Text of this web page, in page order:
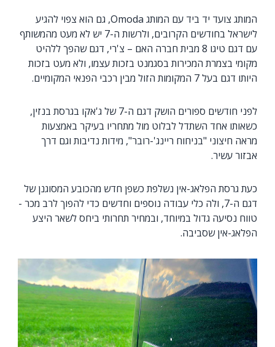
המותג צועד יד ביד עם המותג Omoda, גם הוא צפוי להגיע
לישראל בחודשים הקרובים, ולרשות ה-7 יש לא מעט מהמשותף
עם דגם טיגו 8 מבית חברה האם – צ'רי, דגם שהפך ללהיט
מקומי בצמרת המכירות בסגמנט בזכות עצמו, ולא מעט בזכות
היותו דגם בעל 7 המקומות הזול מבין רכבי הפנאי המקומיים.
לפני חודשים ספורים הושק דגם ה-7 של ג'אקו בגרסת בנזין,
כשאותו אחד השתדל לבלוט מול מתחריו בעיקר באמצעות
מראה חיצוני "בניחוח ריינג'-רובר", מידות נדיבות וגם דרך
אבזור עשיר.
כעת גרסת הפלאג-אין נשלפת כשפן חדש מהכובע המסוגנן של
דגם ה-7, ולה כלי עבודה נוספים וחדשים כדי להפוך לרב מכר -
טווח נסיעה גדול במיוחד, ובמחיר תחרותי ביחס לשאר היצע
הפלאג-אין שסביבה.